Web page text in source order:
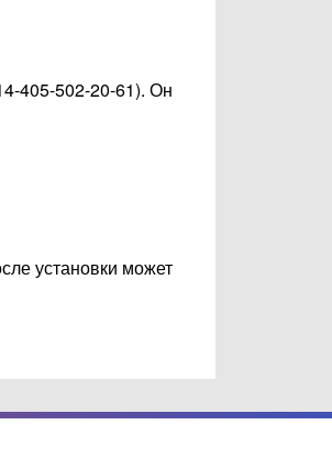
405-502-20-61). Он
установки может